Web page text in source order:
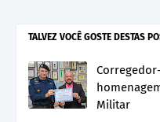
TALVEZ VOCÊ GOSTE DESTAS
Militar